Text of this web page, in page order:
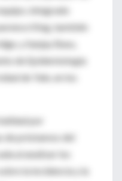
integrado
King, también
y Sanjay Basu,
de Epidemiología
de Yale, en los
por
de préstamos del
al analizar los
la incidencia y la